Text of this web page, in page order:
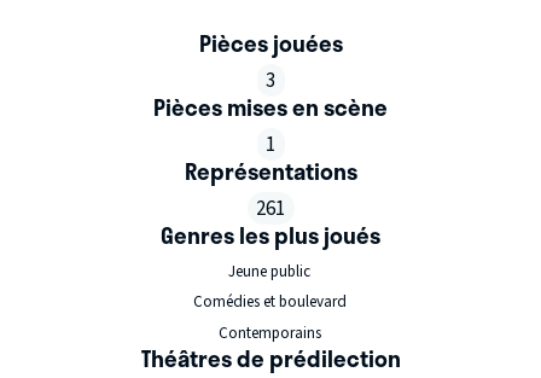
Pièces jouées
3
Pièces mises en scène
1
Représentations
261
Genres les plus joués
Jeune public
Comédies et boulevard
Contemporains
Théâtres de prédilection